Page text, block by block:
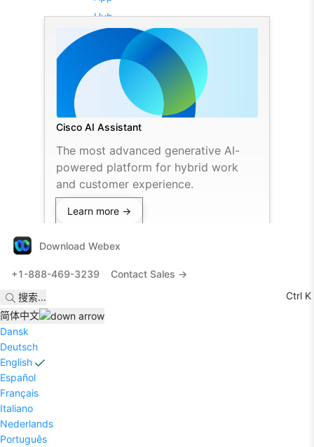
Cisco AI Assistant
The most advanced generative AI-
powered platform for hybrid work
and customer experience.
Learn more →
Download Webex
+1-888-469-3239
Contact Sales →
搜索...
Ctrl K
简体中文
Dansk
Deutsch
English
Español
Français
Italiano
Nederlands
Português